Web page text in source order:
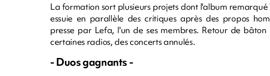
La formation sort plusieurs projets dont l'album remarqué
essuie en parallèle des critiques après des propos
presse par Lefa, l'un de ses membres. Retour de
certaines radios, des concerts annulés.
- Duos gagnants -